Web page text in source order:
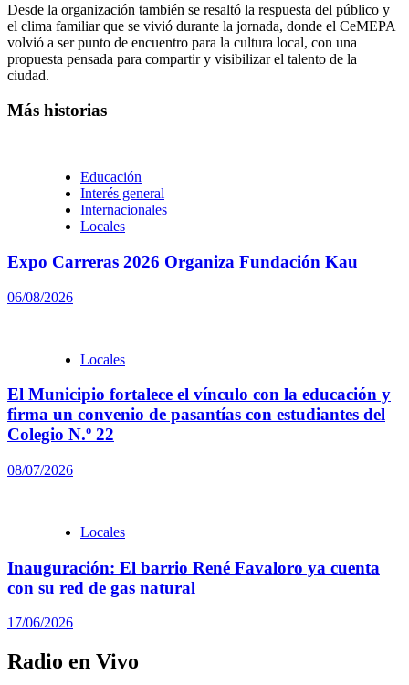
Desde la organización también se resaltó la respuesta del público y
el clima familiar que se vivió durante la jornada, donde el CeMEPA
volvió a ser punto de encuentro para la cultura local, con una
propuesta pensada para compartir y visibilizar el talento de la
ciudad.
Más historias
Educación
Interés general
Internacionales
Locales
Expo Carreras 2026 Organiza Fundación Kau
06/08/2026
Locales
El Municipio fortalece el vínculo con la educación y
firma un convenio de pasantías con estudiantes del
Colegio N.º 22
08/07/2026
Locales
Inauguración: El barrio René Favaloro ya cuenta
con su red de gas natural
17/06/2026
Radio en Vivo